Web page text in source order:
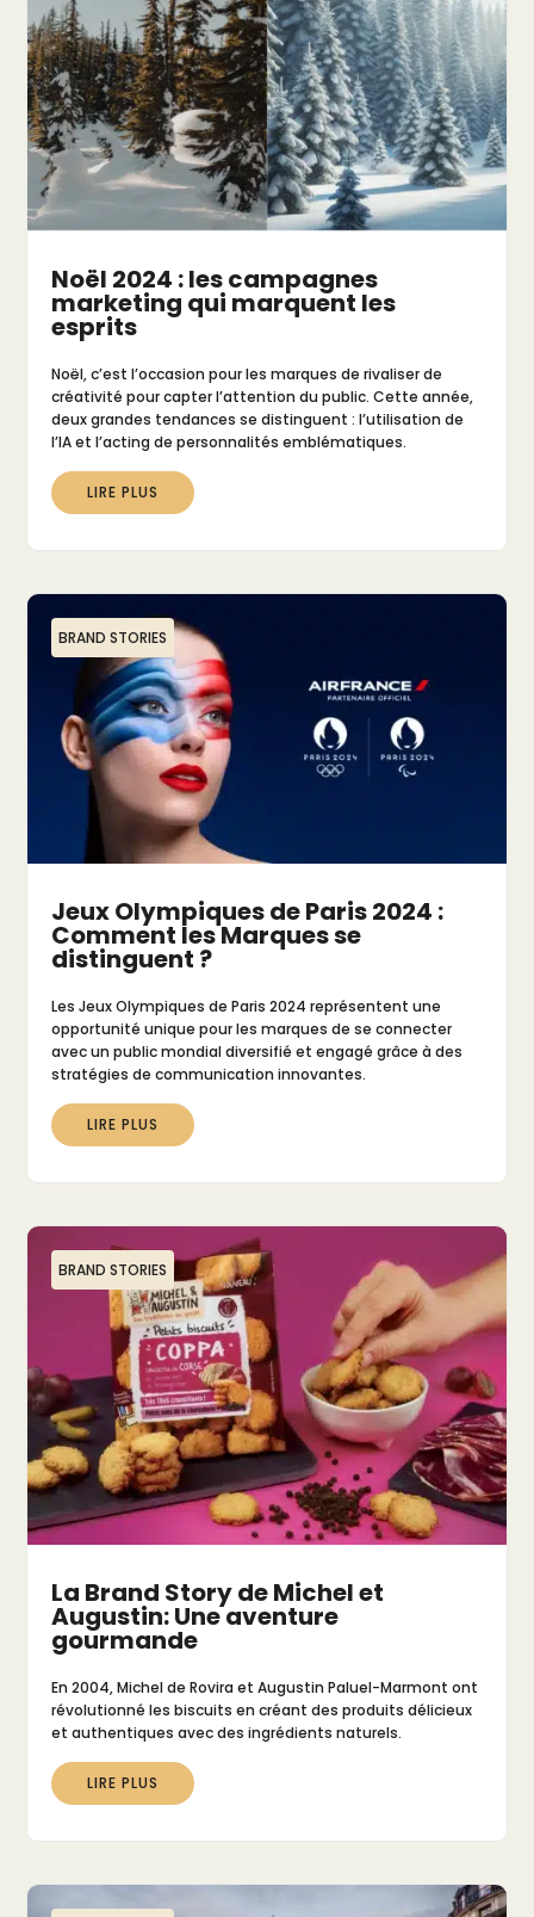
Noël 2024 : les campagnes
marketing qui marquent les
esprits
Noël, c’est l’occasion pour les marques de rivaliser de
créativité pour capter l’attention du public. Cette année,
deux grandes tendances se distinguent : l’utilisation de
l’IA et l’acting de personnalités emblématiques.
LIRE PLUS
BRAND STORIES
Jeux Olympiques de Paris 2024 :
Comment les Marques se
distinguent ?
Les Jeux Olympiques de Paris 2024 représentent une
opportunité unique pour les marques de se connecter
avec un public mondial diversifié et engagé grâce à des
stratégies de communication innovantes.
LIRE PLUS
BRAND STORIES
La Brand Story de Michel et
Augustin: Une aventure
gourmande
En 2004, Michel de Rovira et Augustin Paluel-Marmont ont
révolutionné les biscuits en créant des produits délicieux
et authentiques avec des ingrédients naturels.
LIRE PLUS